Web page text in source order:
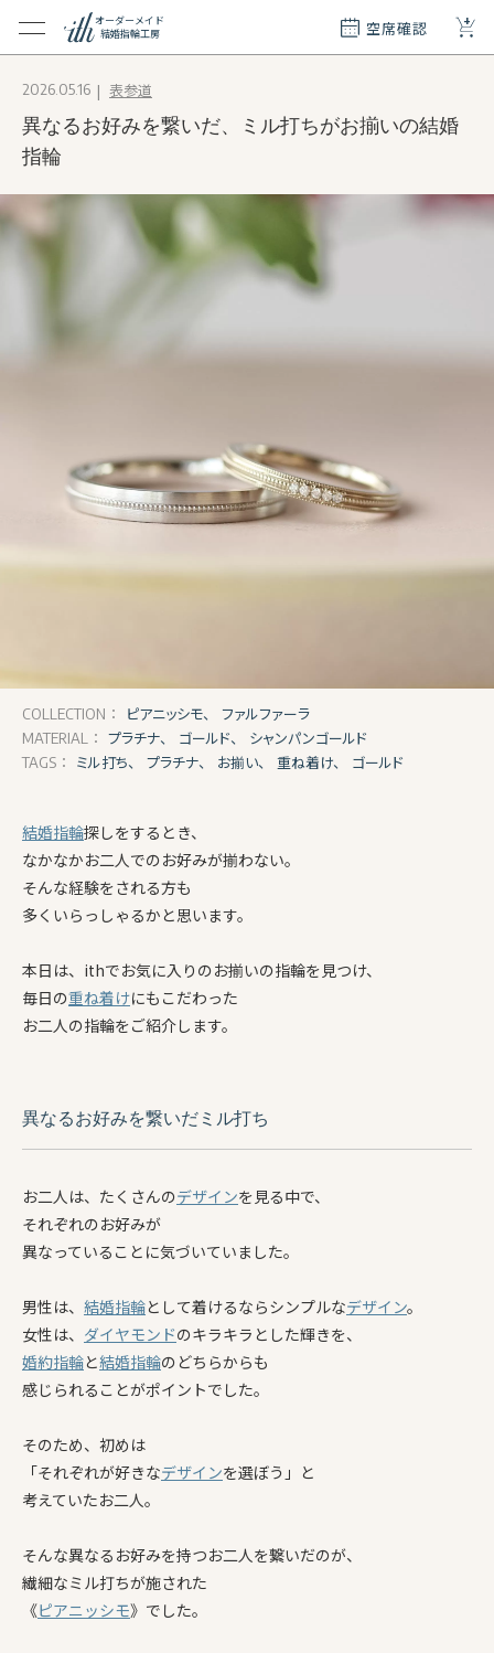
オーダーメイド
結婚指輪工房
空席確認 +
メイド
リー
2026.05.16 表参道
異なるお好みを繋いだ、ミル打ちがお揃いの結婚
指輪
COLLECTION： ピアニッシモ、 ファルファーラ
MATERIAL： プラチナ、 ゴールド、 シャンパンゴールド
TAGS： ミル打ち、 プラチナ、 お揃い、 重ね着け、 ゴールド
結婚指輪探しをするとき、
なかなかお二人でのお好みが揃わない。
そんな経験をされる方も
多くいらっしゃるかと思います。
本日は、ithでお気に入りのお揃いの指輪を見つけ、
毎日の重ね着けにもこだわった
お二人の指輪をご紹介します。
異なるお好みを繋いだミル打ち
お二人は、たくさんのデザインを見る中で、
それぞれのお好みが
異なっていることに気づいていました。
男性は、 結婚指輪として着けるならシンプルなデザイン。
女性は、 ダイヤモンドのキラキラとした輝きを、
婚約指輪と結婚指輪のどちらからも
感じられることがポイントでした。
そのため、初めは
「それぞれが好きなデザインを選ぼう」と
考えていたお二人。
そんな異なるお好みを持つお二人を繋いだのが、
繊細なミル打ちが施された
《ピアニッシモ》でした。